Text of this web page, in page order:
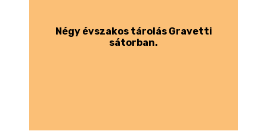
Négy évszakos tárolás Gravetti
sátorban.